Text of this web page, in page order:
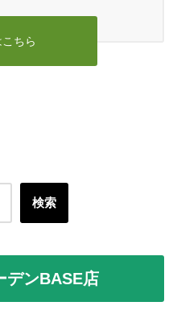
ちら
検索
デンBASE店